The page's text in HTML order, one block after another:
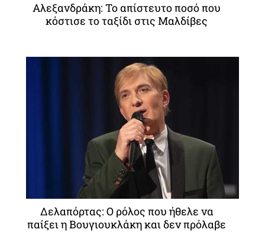
Αλεξανδράκη: Το απίστευτο ποσό που
κόστισε το ταξίδι στις Μαλδίβες
Δελαπόρτας: Ο ρόλος που ήθελε να
παίξει η Βουγιουκλάκη και δεν πρόλαβε